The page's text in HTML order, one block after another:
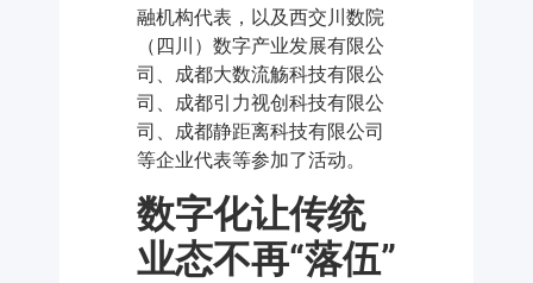
融机构代表，以及西交川数院
（四川）数字产业发展有限公
司、成都大数流觞科技有限公
司、成都引力视创科技有限公
司、成都静距离科技有限公司
等企业代表等参加了活动。
数字化让传统
业态不再“落伍”